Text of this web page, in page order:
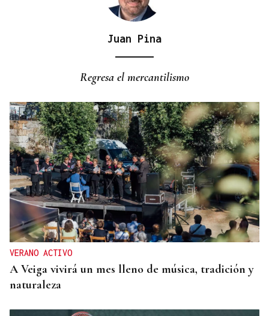
Juan Pina
Regresa el mercantilismo
VERANO ACTIVO
A Veiga vivirá un mes lleno de música, tradición y
naturaleza